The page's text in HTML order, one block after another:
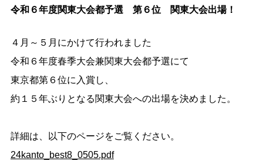
令和６年度関東大会都予選 第６位 関東大会出場！
４月～５月にかけて行われました
令和６年度春季大会兼関東大会都予選にて
東京都第６位に入賞し、
約１５年ぶりとなる関東大会への出場を決めました。
詳細は、以下のページをご覧ください。
24kanto_best8_0505.pdf